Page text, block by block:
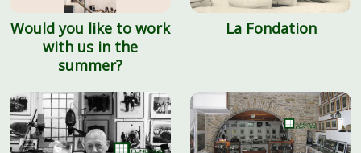
Would you like to work
with us in the
summer?
La Fondation